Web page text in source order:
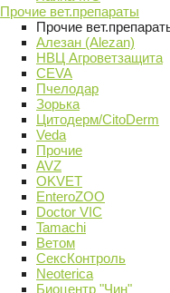
Прочие вет.препараты
Прочие
Алезан (Alezan)
НВЦ Агроветзащита
CEVA
Пчелодар
Зорька
Цитодерм/CitoDerm
Veda
Прочие
AVZ
OKVET
EnteroZOO
Doctor VIC
Tamachi
Ветом
СексКонтроль
Neoterica
Биоцентр "Чин"